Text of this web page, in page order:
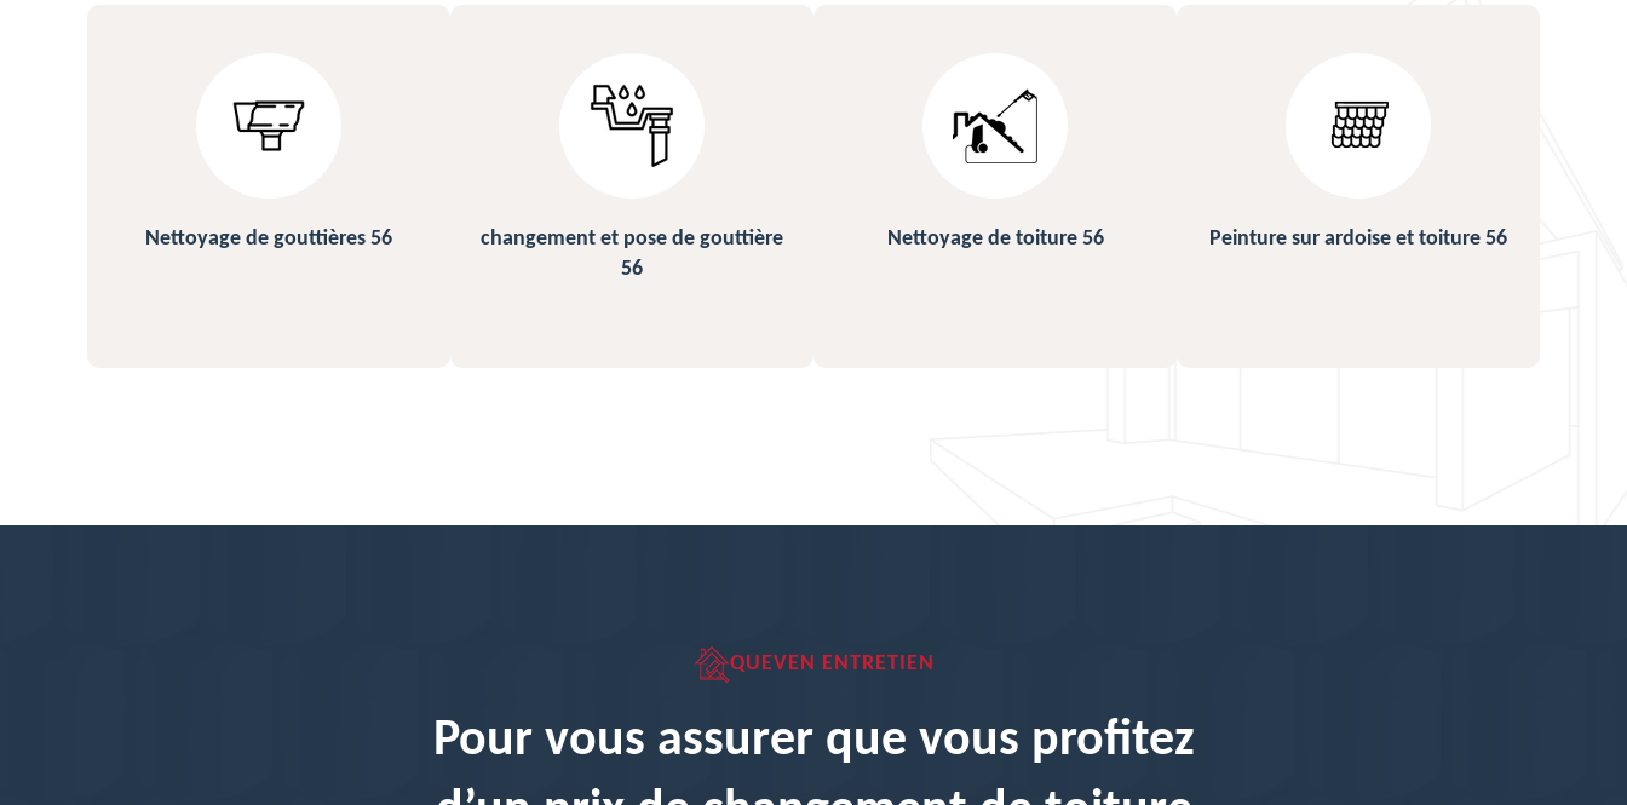
changement et pose de gouttière
Nettoyage de toiture 56 Peinture sur ardoise et toiture 56 Urgence fuite de toiture 56
QUEVEN ENTRETIEN
Pour vous assurer que vous profitez